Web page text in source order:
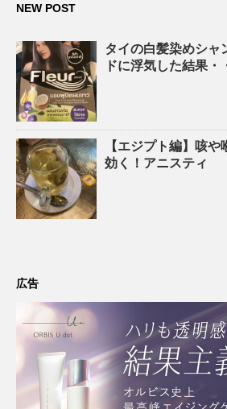
NEW POST
タイの白髪染めシャ
ドに浮気した結果・
【エジプト編】咳
効く！アニスティ
広告